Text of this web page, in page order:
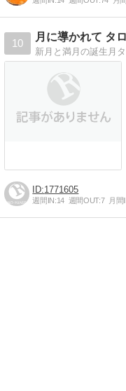
10
月に導かれて タ
1771605
週間IN:14 週間OUT:7 月間